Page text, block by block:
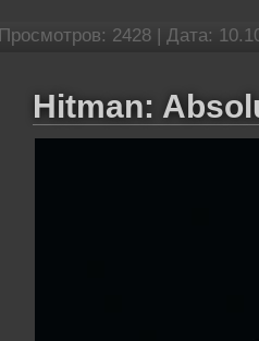
Просмотров: 2428 | Дата:
Hitman: